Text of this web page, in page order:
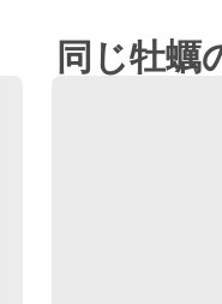
同じ牡蠣